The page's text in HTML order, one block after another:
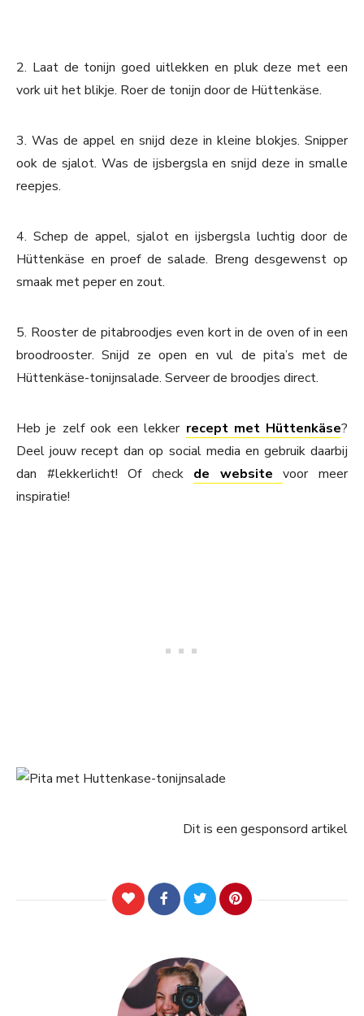
2. Laat de tonijn goed uitlekken en pluk deze met een
vork uit het blikje. Roer de tonijn door de Hüttenkäse.
3. Was de appel en snijd deze in kleine blokjes. Snipper
ook de sjalot. Was de ijsbergsla en snijd deze in smalle
reepjes.
4. Schep de appel, sjalot en ijsbergsla luchtig door de
Hüttenkäse en proef de salade. Breng desgewenst op
smaak met peper en zout.
5. Rooster de pitabroodjes even kort in de oven of in een
broodrooster. Snijd ze open en vul de pita’s met de
Hüttenkäse-tonijnsalade. Serveer de broodjes direct.
Heb je zelf ook een lekker recept met Hüttenkäse?
Deel jouw recept dan op social media en gebruik daarbij
dan #lekkerlicht! Of check de websitevoor meer
inspiratie!
Dit is een gesponsord artikel